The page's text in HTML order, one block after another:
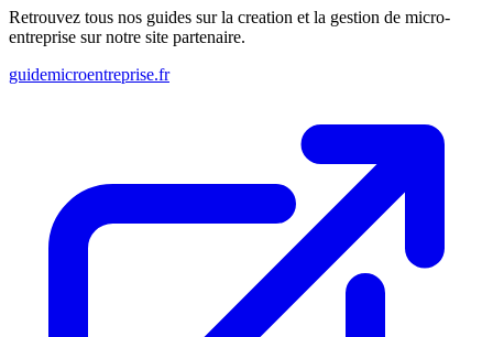
Retrouvez tous nos guides sur la creation et la gestion de micro-
entreprise sur notre site partenaire.
guidemicroentreprise.fr